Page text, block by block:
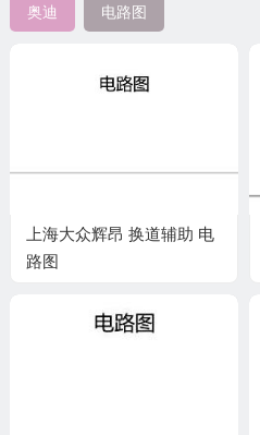
奥迪 电路图
上海大众辉昂 换道辅助 电
路图